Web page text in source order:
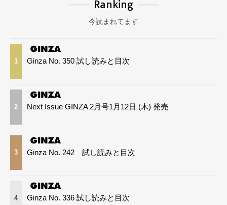
Ranking
今読まれてます
1 Ginza No. 350 試し読みと目次
2 Next Issue GINZA 2月号1月12日 (木) 発売
3 Ginza No. 242 試し読みと目次
4 Ginza No. 336 試し読みと目次